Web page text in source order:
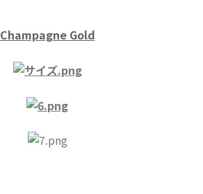
Champagne Gold